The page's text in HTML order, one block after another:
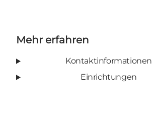
Mehr erfahren
Kontaktinformationen
Einrichtungen